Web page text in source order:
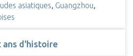
asiatiques Guangzhou
ans d'histoire